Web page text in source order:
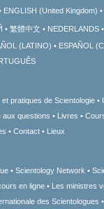
ENGLISH (United Kingdom)
繁體中文 NEDERLANDS
(LATINO)
ESPAÑOL
pratiques de Scientologie
aux questions Livres
Contact Lieux
Scientology Network
en ligne
Les ministres
des Scientologues